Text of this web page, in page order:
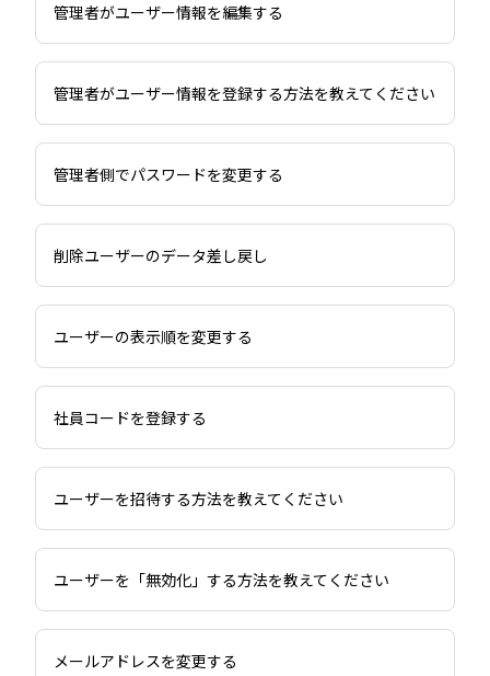
管理者がユーザー情報を編集する
管理者がユーザー情報を登録する方法を教えてください
管理者側でパスワードを変更する
削除ユーザーのデータ差し戻し
ユーザーの表示順を変更する
社員コードを登録する
ユーザーを招待する方法を教えてください
ユーザーを「無効化」する方法を教えてください
メールアドレスを変更する